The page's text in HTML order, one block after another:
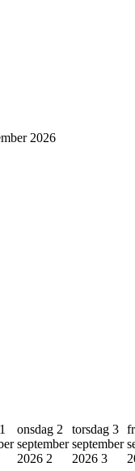
2026
onsdag 2
september
2026 2
torsdag 3
september
2026 3